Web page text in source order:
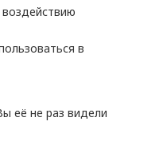
в
её не раз видели